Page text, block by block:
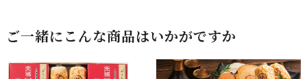
ご一緒にこんな商品はいかがですか